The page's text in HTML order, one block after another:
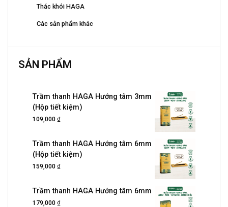
Thác khói HAGA
Các sản phẩm khác
SẢN PHẨM
Trầm thanh HAGA Hướng tâm 3mm
(Hộp tiết kiệm)
109,000 ₫
Trầm thanh HAGA Hướng tâm 6mm
(Hộp tiết kiệm)
159,000 ₫
Trầm thanh HAGA Hướng tâm 6mm
179,000 ₫